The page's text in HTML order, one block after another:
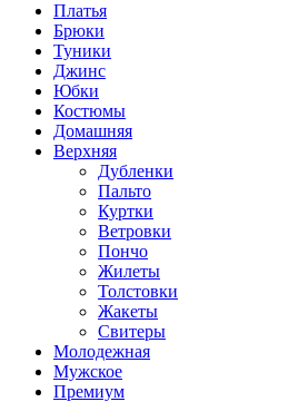
Платья
Брюки
Туники
Джинс
Юбки
Костюмы
Домашняя
Верхняя
Дубленки
Пальто
Куртки
Ветровки
Пончо
Жилеты
Толстовки
Жакеты
Свитеры
Молодежная
Мужское
Премиум